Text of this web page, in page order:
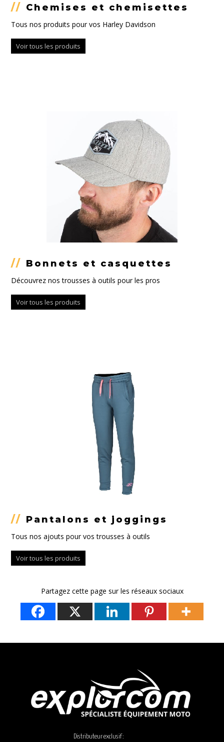
// Chemises et chemisettes
Tous nos produits pour vos Harley Davidson
Voir tous les produits
// Bonnets et casquettes
Découvrez nos trousses à outils pour les pros
Voir tous les produits
// Pantalons et joggings
Tous nos ajouts pour vos trousses à outils
Voir tous les produits
Partagez cette page sur les réseaux sociaux
Distributeur exclusif :